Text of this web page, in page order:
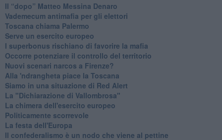
Il “dopo” Matteo Messina Denaro
Vademecum antimafia per gli elettori
Toscana chiama Palermo
Serve un esercito europeo
I superbonus rischiano di favorire la mafia
Occorre potenziare il controllo del territorio
​Nuovi scenari narcos a Firenze?
Alla 'ndrangheta piace la Toscana
Siamo in una situazione di Red Alert
La "Dichiarazione di Vallombrosa"
La chimera dell'esercito europeo
Politicamente scorrevole
La festa dell'Europa
Il confederalismo è un nodo che viene al pettine